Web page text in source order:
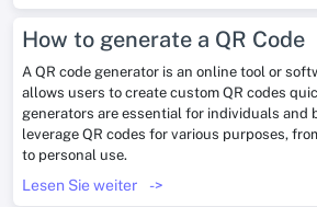
How to generate a QR Code
A QR code generator is an online tool or
allows users to create custom QR codes
generators are essential for individuals and
leverage QR codes for various purposes,
to personal use.
Lesen Sie weiter ->